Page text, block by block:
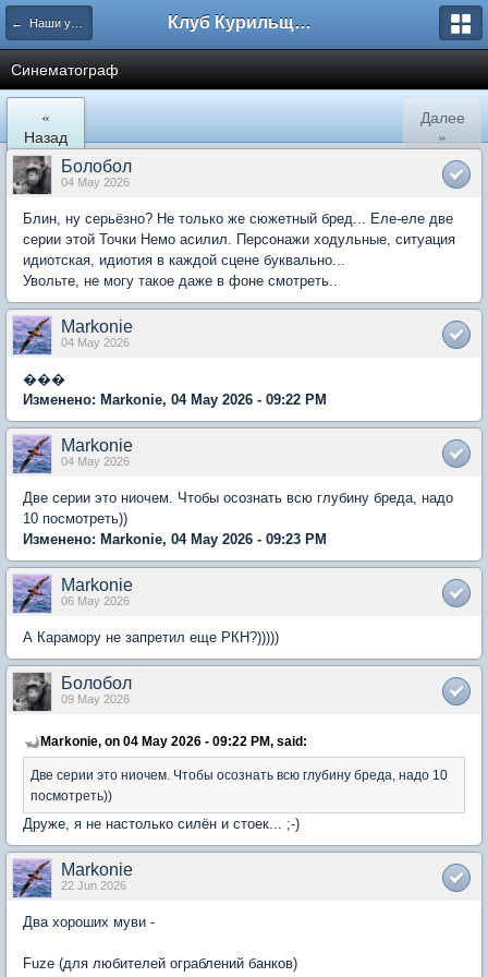
← Наши увлечения Клуб Курильщиков Трубки
Синематограф
«
Назад
Далее
»
Болобол
04 May 2026
Блин, ну серьёзно? Не только же сюжетный бред... Еле-еле две
серии этой Точки Немо асилил. Персонажи ходульные, ситуация
идиотская, идиотия в каждой сцене буквально...
Увольте, не могу такое даже в фоне смотреть..
Markonie
04 May 2026
���
Изменено: Markonie, 04 May 2026 - 09:22 PM
Markonie
04 May 2026
Две серии это ниочем. Чтобы осознать всю глубину бреда, надо
10 посмотреть))
Изменено: Markonie, 04 May 2026 - 09:23 PM
Markonie
06 May 2026
А Карамору не запретил еще РКН?)))))
Болобол
09 May 2026
Markonie, on 04 May 2026 - 09:22 PM, said:
Две серии это ниочем. Чтобы осознать всю глубину бреда, надо 10
посмотреть))
Друже, я не настолько силён и стоек... ;-)
Markonie
22 Jun 2026
Два хороших муви -
Fuze (для любителей ограблений банков)